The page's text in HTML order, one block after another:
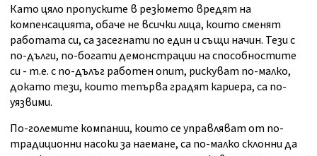
Като цяло пропуските в резюмето вредят на
компенсацията, обаче не всички лица, които сменят
работата си, са засегнати по един и същи начин. Тези с
по-дълги, по-богати демонстрации на способностите
си - т.е. с по-дълъг работен опит, рискуват по-малко,
докато тези, които тепърва градят кариера, са по-
уязвими.
По-големите компании, които се управляват от по-
традиционни насоки за наемане, са по-малко склонни да